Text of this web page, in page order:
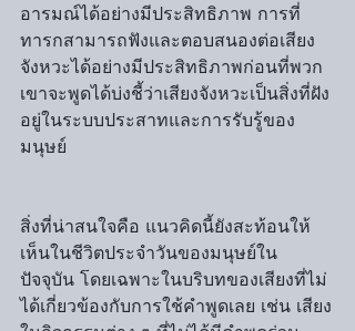
อารมณ์ได้อย่างมีประสิทธิภาพ การที่
ทารกสามารถฟังและตอบสนองต่อเสียง
จังหวะได้อย่างมีประสิทธิภาพก่อนที่พวก
เขาจะพูดได้บ่งชี้ว่าเสียงจังหวะเป็นสิ่งที่ฝัง
อยู่ในระบบประสาทและการรับรู้ของ
มนุษย์
สิ่งที่น่าสนใจคือ แนวคิดนี้ยังสะท้อนให้
เห็นในชีวิตประจำวันของมนุษย์ใน
ปัจจุบัน โดยเฉพาะในบริบทของเสียงที่ไม่
ได้เกี่ยวข้องกับการใช้คำพูดเลย เช่น เสียง